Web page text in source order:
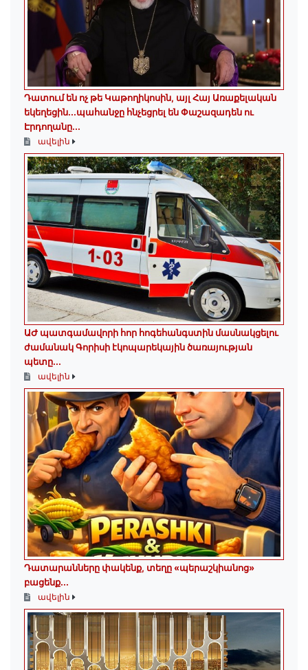
Դատում են ոչ թե Կաթողիկոսին, այլ Հայ Առաքելական
եկեղեցին․․․պահանջը հնչեցրել են Փաշազադեն ու
Էրդողանը․․․
ավելին
ԱԺ պատգամավորի հոր հոգեհանգստին մասնակցելու
ժամանակ Գորիսի էկոպարեկային ծառայության
պետը...
ավելին
Դատարանները փակենք, տեղը «պերաշկիանոց»
բացենք․․․
ավելին